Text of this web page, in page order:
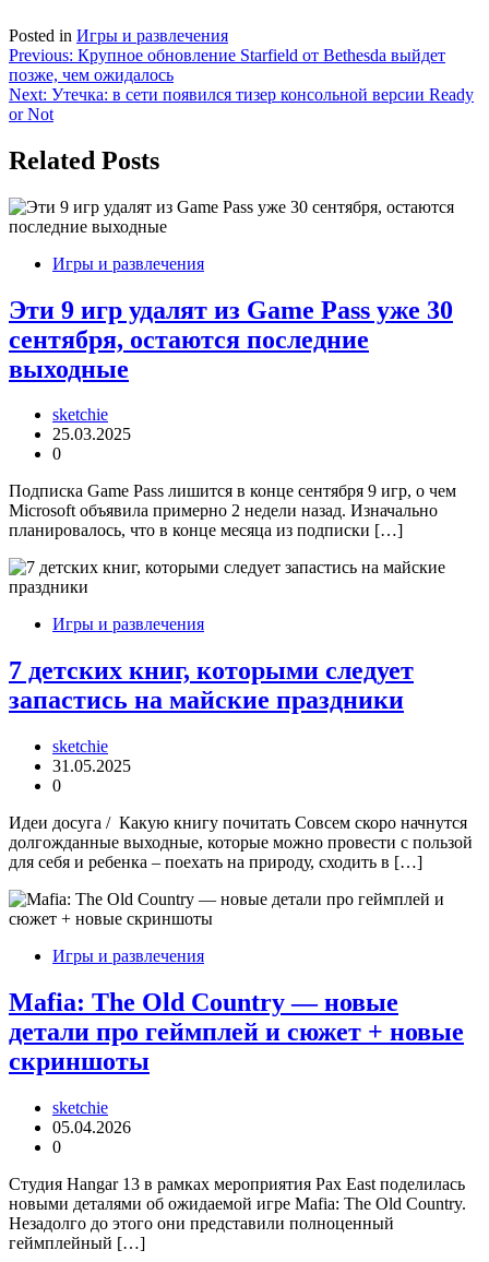
Posted in Игры и развлечения
Навигация
по
записям
Previous: Крупное обновление Starfield от Bethesda выйдет
позже, чем ожидалось
Next: Утечка: в сети появился тизер консольной версии Ready
or Not
Related Posts
Игры и развлечения
Эти 9 игр удалят из Game Pass уже 30
сентября, остаются последние
выходные
sketchie
25.03.2025
0
Подписка Game Pass лишится в конце сентября 9 игр, о чем
Microsoft объявила примерно 2 недели назад. Изначально
планировалось, что в конце месяца из подписки […]
Игры и развлечения
7 детских книг, которыми следует
запастись на майские праздники
sketchie
31.05.2025
0
Идеи досуга / Какую книгу почитать Совсем скоро начнутся
долгожданные выходные, которые можно провести с пользой
для себя и ребенка – поехать на природу, сходить в […]
Игры и развлечения
Mafia: The Old Country — новые
детали про геймплей и сюжет + новые
скриншоты
sketchie
05.04.2026
0
Студия Hangar 13 в рамках мероприятия Pax East поделилась
новыми деталями об ожидаемой игре Mafia: The Old Country.
Незадолго до этого они представили полноценный
геймплейный […]